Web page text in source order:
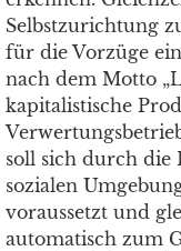
Selbstzurichtung
für die Vorzüge
nach dem Motto
kapitalistische
soll sich durch die
sozialen
voraussetzt und
automatisch zum